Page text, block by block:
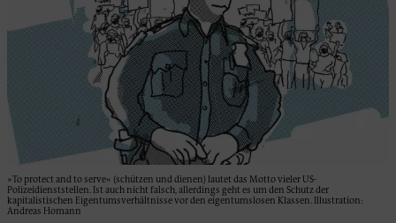
»To protect and to serve« (schützen und dienen) lautet das Motto vieler US-
Polizeidienststellen. Ist auch nicht falsch, allerdings geht es um den Schutz der
kapitalistischen Eigentumsverhältnisse vor den eigentumslosen Klassen. Illustration:
Andreas Homann